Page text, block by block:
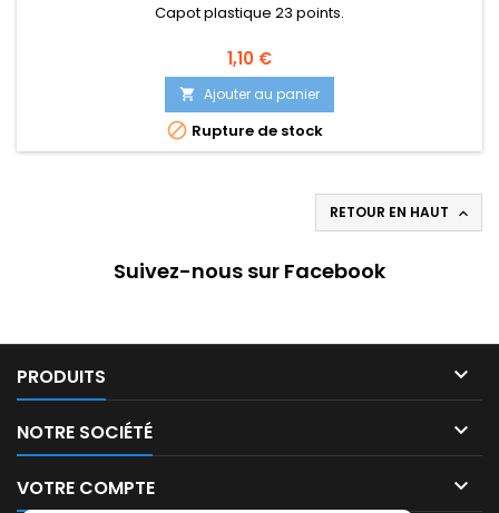
Capot plastique 23 points.
1,10 €
 Ajouter au panier
 Rupture de stock
RETOUR EN HAUT 
Suivez-nous sur Facebook
PRODUITS 
NOTRE SOCIÉTÉ 
VOTRE COMPTE 